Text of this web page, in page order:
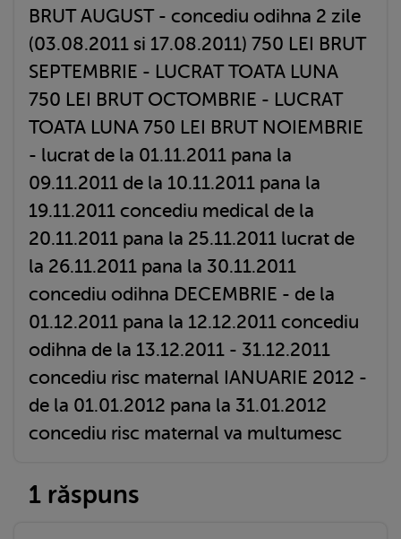
BRUT AUGUST - concediu odihna 2 zile
(03.08.2011 si 17.08.2011) 750 LEI BRUT
SEPTEMBRIE - LUCRAT TOATA LUNA
750 LEI BRUT OCTOMBRIE - LUCRAT
TOATA LUNA 750 LEI BRUT NOIEMBRIE
- lucrat de la 01.11.2011 pana la
09.11.2011 de la 10.11.2011 pana la
19.11.2011 concediu medical de la
20.11.2011 pana la 25.11.2011 lucrat de
la 26.11.2011 pana la 30.11.2011
concediu odihna DECEMBRIE - de la
01.12.2011 pana la 12.12.2011 concediu
odihna de la 13.12.2011 - 31.12.2011
concediu risc maternal IANUARIE 2012 -
de la 01.01.2012 pana la 31.01.2012
concediu risc maternal va multumesc
1 răspuns